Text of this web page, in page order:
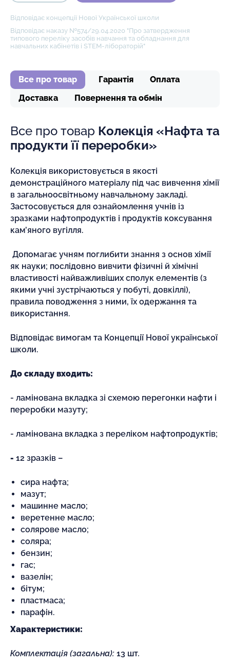
Відповідає концепції Нової Української школи
Відповідає наказу №574/29.04.2020 "Про затвердження
типового переліку засобів навчання та обладнання для
навчальних кабінетів і STEM-лібораторій"
Все про товар Гарантія
Оплата
Доставка
Повернення та обмін
Все про товар Колекція «Нафта та
продукти її переробки»
Колекція використовується в якості
демонстраційного матеріалу під час вивчення хімії
в загальноосвітньому навчальному закладі.
Застосовується для ознайомлення учнів із
зразками нафтопродуктів і продуктів коксування
кам’яного вугілля.
Допомагає учням поглибити знання з основ хімії
як науки; послідовно вивчити фізичні й хімічні
властивості найважливіших сполук елементів (з
якими учні зустрічаються у побуті, довкіллі),
правила поводження з ними, їх одержання та
використання.
Відповідає вимогам та Концепції Нової української
школи.
До складу входить:
- ламінована вкладка зі схемою перегонки нафти і
переробки мазуту;
- ламінована вкладка з переліком нафтопродуктів;
- 12 зразків –
сира нафта;
мазут;
машинне масло;
веретенне масло;
солярове масло;
соляра;
бензин;
гас;
вазелін;
бітум;
пластмаса;
парафін.
Характеристики:
Комплектація (загальна): 13 шт.